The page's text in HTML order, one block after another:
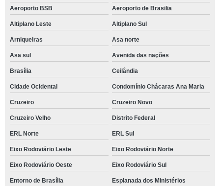
Aeroporto BSB
Aeroporto de Brasilia
Altiplano Leste Altiplano Sul
Arniqueiras Asa norte
Asa sul Avenida das nações
Brasília Ceilândia
Cidade Ocidental Condomínio Chácaras Ana Maria
Cruzeiro Cruzeiro Novo
Cruzeiro Velho Distrito Federal
ERL Norte ERL Sul
Eixo Rodoviário Leste Eixo Rodoviário Norte
Eixo Rodoviário Oeste Eixo Rodoviário Sul
Entorno de Brasília Esplanada dos Ministérios